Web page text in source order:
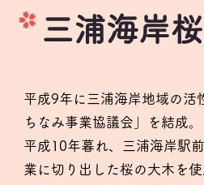
三浦海岸
平成9年に三浦海岸地域の活
ちなみ事業協議会」を結成。
平成10年暮れ、三浦海岸駅
業に切り出した桜の大木を